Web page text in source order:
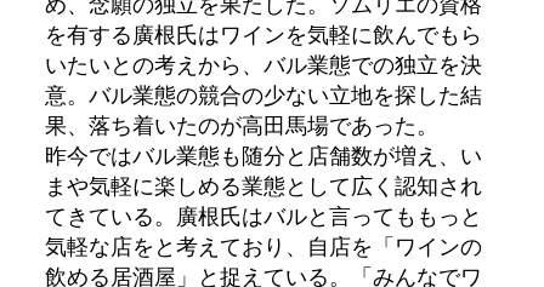
を有する廣根氏はワインを気軽に飲んでもら
いたいとの考えから、バル業態での独立を決
意。バル業態の競合の少ない立地を探した結
果、落ち着いたのが高田馬場であった。
昨今ではバル業態も随分と店舗数が増え、い
まや気軽に楽しめる業態として広く認知され
てきている。廣根氏はバルと言ってももっと
気軽な店をと考えており、自店を「ワインの
飲める居酒屋」と捉えている。「みんなでワ